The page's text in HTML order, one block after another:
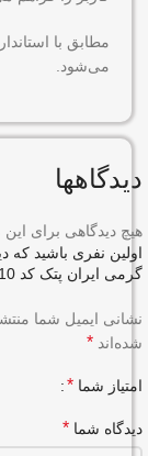
می‌شود.
دیدگاهها
هیچ دیدگاهی برای
گرمی ایران پتک کد AB-2010”
نشانی ایمیل شما
شده‌اند *
امتیاز شما *
دیدگاه شما *